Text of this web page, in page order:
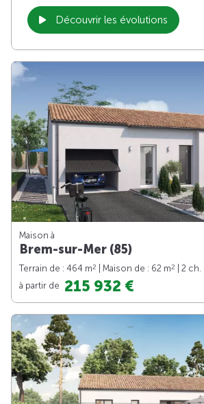
Découvrir les évolutions
Maison à
Brem-sur-Mer (85)
Terrain de : 464 m2 | Maison de : 62 m2
| 2 ch.
à partir de 215 932 €